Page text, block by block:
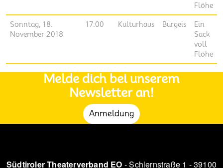
Flöhe
Sonntag, 18.
November 2018
17:00 Kulturhaus Burgeis
Ein
Sack
voll
Flöhe
Melde dich bei unserem
Newsletter an!
Anmeldung
Südtiroler Theaterverband EO - Schlernstraße 1 - 39100